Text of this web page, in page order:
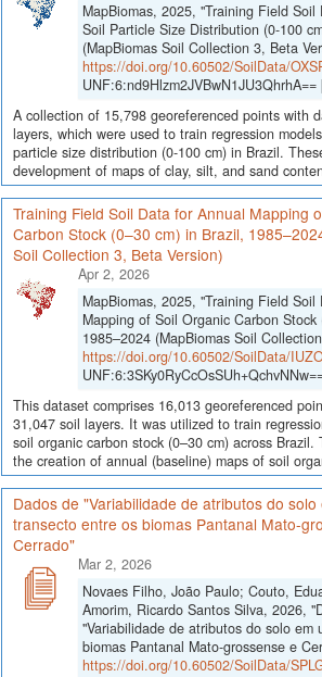
MapBiomas, 2025, "Training Field
Soil Particle Size Distribution (0-100
(MapBiomas Soil Collection 3, Beta
https://doi.org/10.60502/SoilData/
UNF:6:nd9Hlzm2JVBwN1JU3QhrhA==
A collection of 15,798 georeferenced points with
layers, which were used to train regression
particle size distribution (0-100 cm) in Brazil.
development of maps of clay, silt, and sand
Training Field Soil Data for Annual Mapping
Carbon Stock (0–30 cm) in Brazil,
Soil Collection 3, Beta Version)
Apr 2, 2026
MapBiomas, 2025, "Training Field Soil
Mapping of Soil Organic Carbon
1985–2024 (MapBiomas Soil
https://doi.org/10.60502/SoilData/
This dataset comprises 16,013 georeferenced
31,047 soil layers. It was utilized to train
soil organic carbon stock (0–30 cm) across
the creation of annual (baseline) maps of soil
Dados de "Variabilidade de atributos do solo
transecto entre os biomas Pantanal Mato-
Cerrado"
Mar 2, 2026
Novaes Filho, João Paulo; Couto,
Amorim, Ricardo Santos Silva, 2026,
"Variabilidade de atributos do solo em
biomas Pantanal Mato-grossense e
https://doi.org/10.60502/SoilData/